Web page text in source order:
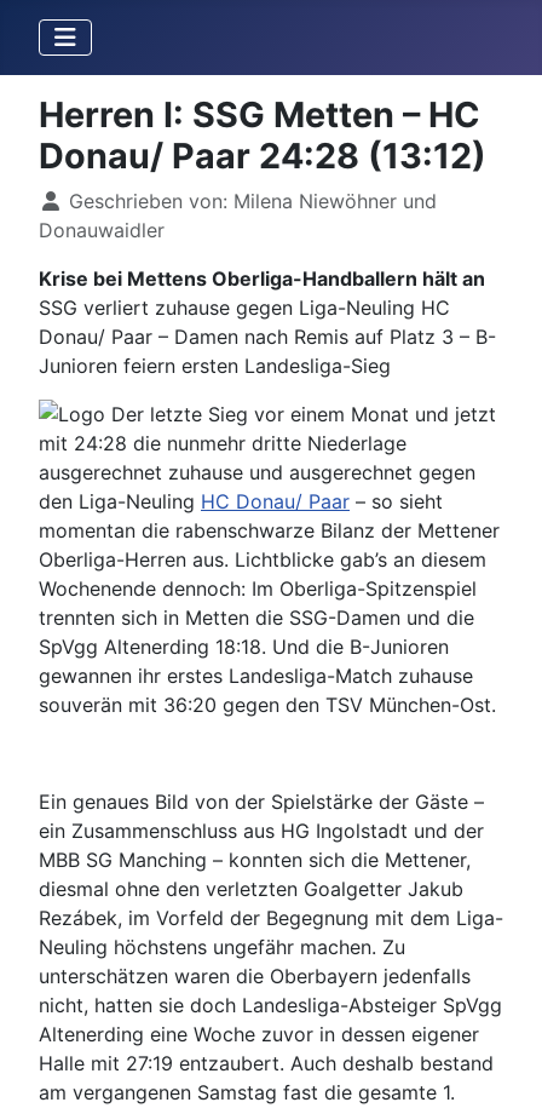
Herren I: SSG Metten – HC
Donau/ Paar 24:28 (13:12)
DetailsGeschrieben von: Milena Niewöhner und
Donauwaidler
Krise bei Mettens Oberliga-Handballern hält an
SSG verliert zuhause gegen Liga-Neuling HC
Donau/ Paar – Damen nach Remis auf Platz 3 – B-
Junioren feiern ersten Landesliga-Sieg
Der letzte Sieg vor einem Monat und jetzt
mit 24:28 die nunmehr dritte Niederlage
ausgerechnet zuhause und ausgerechnet gegen
den Liga-Neuling HC Donau/ Paar – so sieht
momentan die rabenschwarze Bilanz der Mettener
Oberliga-Herren aus. Lichtblicke gab’s an diesem
Wochenende dennoch: Im Oberliga-Spitzenspiel
trennten sich in Metten die SSG-Damen und die
SpVgg Altenerding 18:18. Und die B-Junioren
gewannen ihr erstes Landesliga-Match zuhause
souverän mit 36:20 gegen den TSV München-Ost.
Ein genaues Bild von der Spielstärke der Gäste –
ein Zusammenschluss aus HG Ingolstadt und der
MBB SG Manching – konnten sich die Mettener,
diesmal ohne den verletzten Goalgetter Jakub
Rezábek, im Vorfeld der Begegnung mit dem Liga-
Neuling höchstens ungefähr machen. Zu
unterschätzen waren die Oberbayern jedenfalls
nicht, hatten sie doch Landesliga-Absteiger SpVgg
Altenerding eine Woche zuvor in dessen eigener
Halle mit 27:19 entzaubert. Auch deshalb bestand
am vergangenen Samstag fast die gesamte 1.